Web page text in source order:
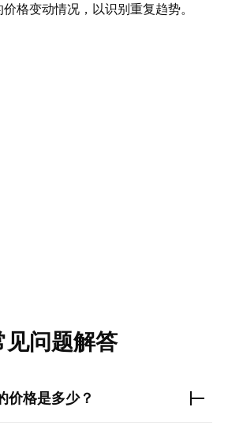
格变动情况，以识别重复趋势。
见问题解答
价格是多少？